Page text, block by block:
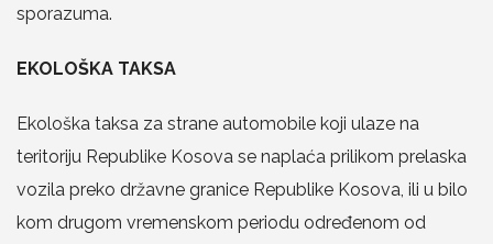
sporazuma.
EKOLOŠKA TAKSA
Ekološka taksa za strane automobile koji ulaze na
teritoriju Republike Kosova se naplaća prilikom prelaska
vozila preko državne granice Republike Kosova, ili u bilo
kom drugom vremenskom periodu određenom od